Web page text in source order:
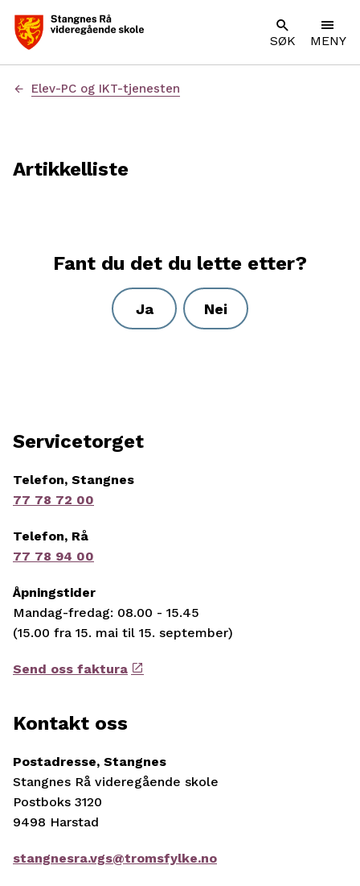
SØK MENY
Du
Elev-PC og IKT-tjenesten
Artikkelliste
Fant du det du lette etter?
Ja Nei
Servicetorget
Telefon, Stangnes
77 78 72 00
Telefon, Rå
77 78 94 00
Åpningstider
Mandag-fredag: 08.00 - 15.45
(15.00 fra 15. mai til 15. september)
Send oss faktura
Kontakt oss
Postadresse, Stangnes
Stangnes Rå videregående skole
Postboks 3120
9498 Harstad
stangnesra.vgs@tromsfylke.no